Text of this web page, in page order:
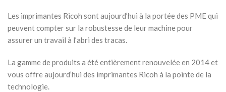
Les imprimantes Ricoh sont aujourd’hui à la portée des PME qui
peuvent compter sur la robustesse de leur machine pour
assurer un travail à l’abri des tracas.
La gamme de produits a été entièrement renouvelée en 2014 et
vous offre aujourd’hui des imprimantes Ricoh à la pointe de la
technologie.